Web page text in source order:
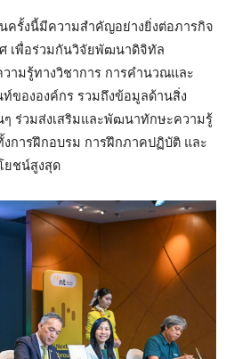
ครั้งนี้มีความสำคัญอย่างยิ่งต่อภารกิจ
เพื่อร่วมกันวิจัยพัฒนาดิจิทัล
ามรู้ทางวิชาการ การคำนวณและ
ขององค์กร รวมถึงข้อมูลด้านสิ่ง
ร่วมส่งเสริมและพัฒนาทักษะความรู้
การฝึกอบรม การฝึกภาคปฏิบัติ และ
ยชน์สูงสุด